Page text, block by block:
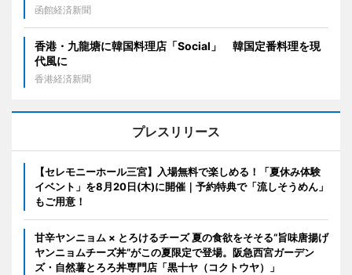
函館経済新聞
香港・九龍塘に韓国料理店「Social」 韓国定番料理を現
代風に
香港経済新聞
プレスリリース
【セレモニーホール三宮】入場無料で楽しめる！「夏休み体験
イベント」を8月20日(木)に開催｜予約特典で「流しそうめん」
もご用意！
甘辛ヤンニョム × とろけるチーズ 夏の食欲をそそる“旨味唐揚げ
ヤンニョムチーズ丼”がこの夏限定で登場。阪急西宮ガーデン
ズ・自然薯とろろ丼専門店「黒十ヤ（コクトウヤ）」